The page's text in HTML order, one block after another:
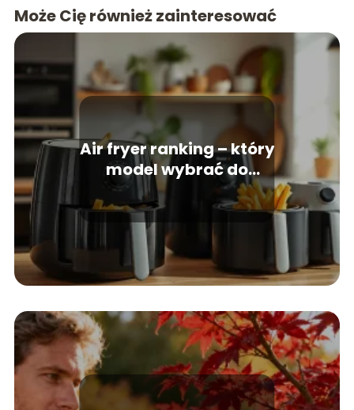
Może Cię również zainteresować
Air fryer ranking – który
model wybrać do
kuchni?